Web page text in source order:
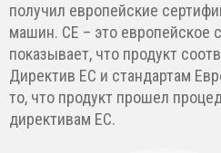
получил европейские
машин. CE – это европейское
показывает, что продукт
Директив ЕС и стандартам
то, что продукт прошел
директивам ЕС.